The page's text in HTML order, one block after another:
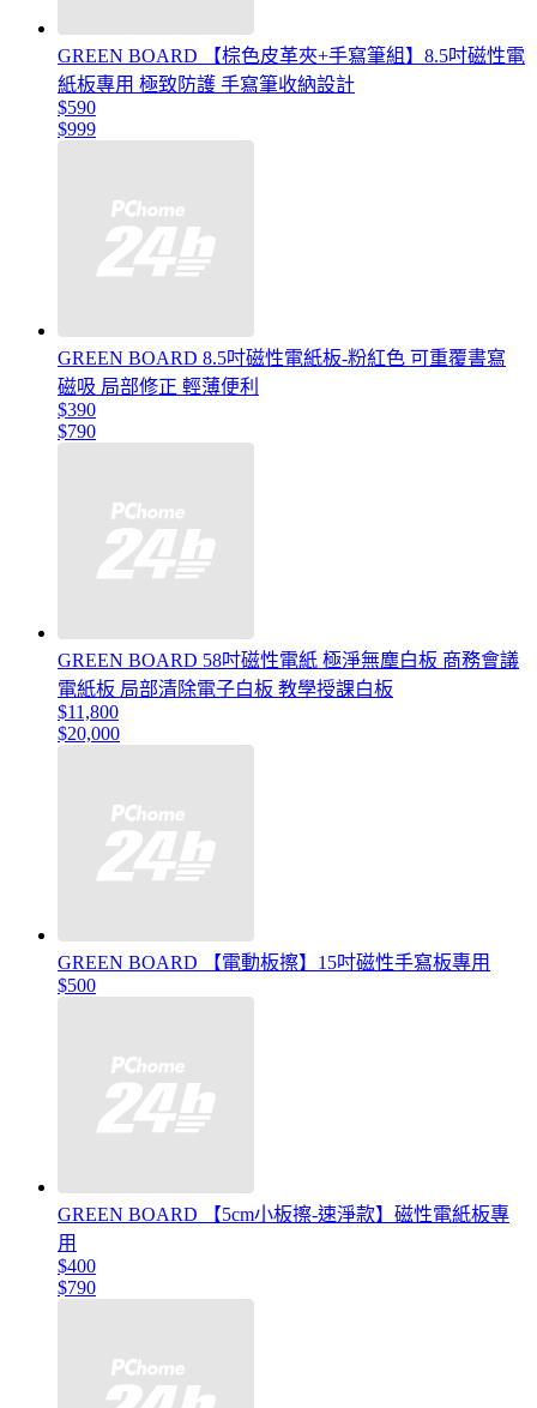
GREEN BOARD 【棕色皮革夾+手寫筆組】8.5吋磁性電
紙板專用 極致防護 手寫筆收納設計
$590
$999
GREEN BOARD 8.5吋磁性電紙板-粉紅色 可重覆書寫
磁吸 局部修正 輕薄便利
$390
$790
GREEN BOARD 58吋磁性電紙 極淨無塵白板 商務會議
電紙板 局部清除電子白板 教學授課白板
$11,800
$20,000
GREEN BOARD 【電動板擦】15吋磁性手寫板專用
$500
GREEN BOARD 【5cm小板擦-速淨款】磁性電紙板專
用
$400
$790